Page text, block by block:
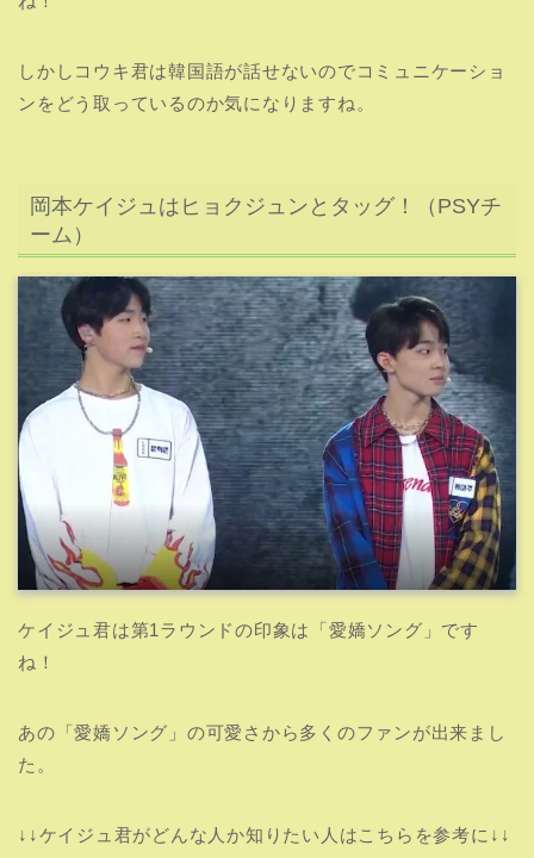
しかしコウキ君は韓国語が話せないのでコミュニケーショ
ンをどう取っているのか気になりますね。
岡本ケイジュはヒョクジュンとタッグ！（PSYチ
ーム）
ケイジュ君は第1ラウンドの印象は「愛嬌ソング」です
ね！
あの「愛嬌ソング」の可愛さから多くのファンが出来まし
た。
↓↓ケイジュ君がどんな人か知りたい人はこちらを参考に↓↓